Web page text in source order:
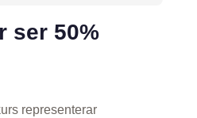
ser 50%
representerar